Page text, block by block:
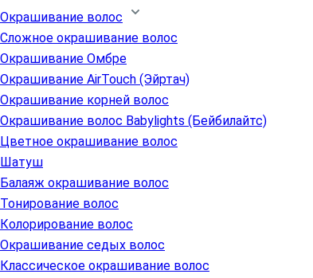
Окрашивание волос
Сложное окрашивание волос
Окрашивание Омбре
Окрашивание AirTouch (Эйртач)
Окрашивание корней волос
Окрашивание волос Babylights (Бейбилайтс)
Цветное окрашивание волос
Шатуш
Балаяж окрашивание волос
Тонирование волос
Колорирование волос
Окрашивание седых волос
Классическое окрашивание волос